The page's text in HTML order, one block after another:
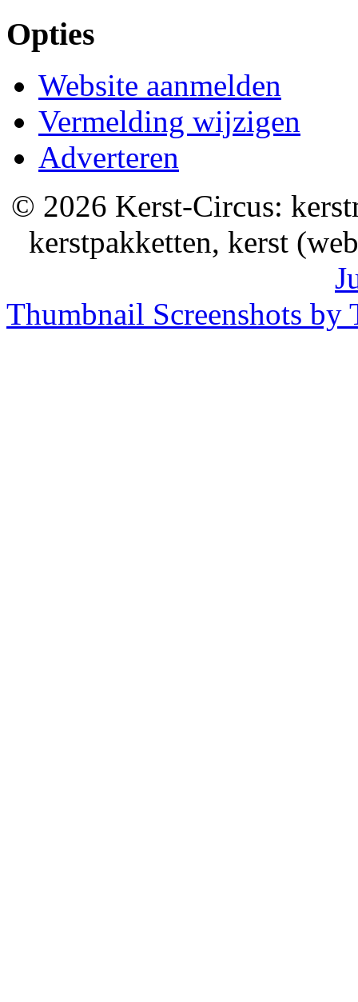
Opties
Website aanmelden
Vermelding wijzigen
Adverteren
© 2026 Kerst-Circus:
kerstpakketten, kerst
Thumbnail Screenshots by